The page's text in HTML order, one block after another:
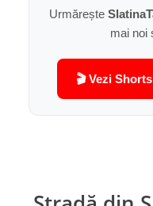
Urmărește
mai noi
🎬 Vezi Shorts